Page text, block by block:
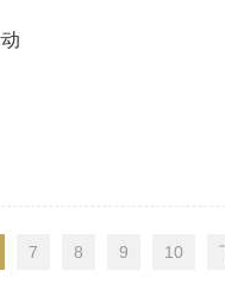
7 8 9 10